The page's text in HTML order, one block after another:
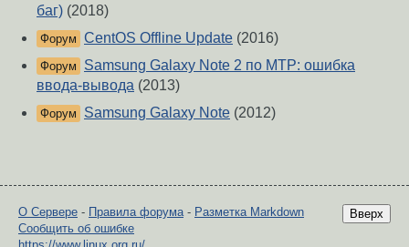
баг) (2018)
Форум CentOS Offline Update (2016)
Форум
Samsung Galaxy Note 2 по MTP: ошибка
ввода-вывода (2013)
Форум Samsung Galaxy Note (2012)
Вверх
О Сервере - Правила форума- Разметка Markdown
Сообщить об ошибке